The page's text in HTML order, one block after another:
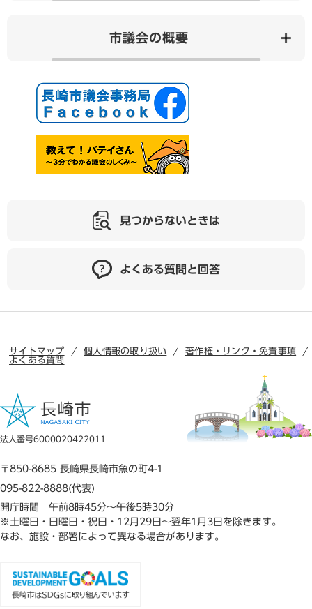
市議会の概要
見つからないときは
よくある質問と回答
サイトマップ 個人情報の取り扱い
著作権・リンク・免責事項
よくある質問
法人番号6000020422011
〒850-8685 長崎県長崎市魚の町4-1
095-822-8888(代表)
開庁時間 午前8時45分～午後5時30分
※土曜日・日曜日・祝日・12月29日～翌年1月3日を除きます。
なお、施設・部署によって異なる場合があります。